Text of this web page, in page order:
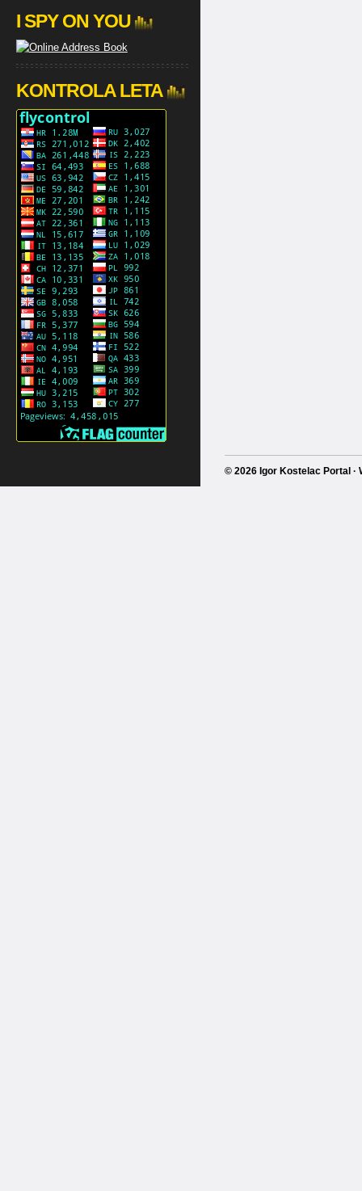
I SPY ON YOU
KONTROLA LETA
© 2026 Igor Kostelac Portal